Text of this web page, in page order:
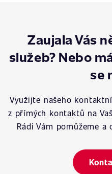
Zaujala Vás
služeb? Nebo
se
Využijte našeho
z přímých kontaktů na
Rádi Vám pomůžeme a